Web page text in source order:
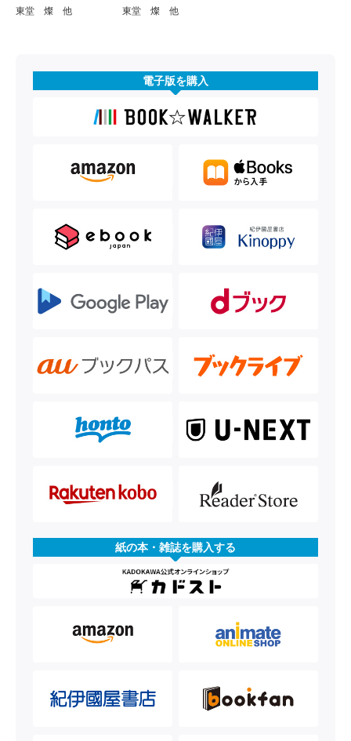
東堂 燦 他
東堂 燦 他
電子版を購入
紙の本・雑誌を購入する